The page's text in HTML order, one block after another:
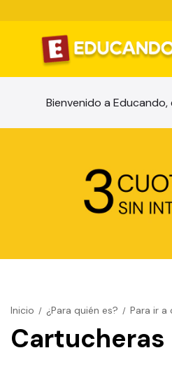
Bienvenido a
Inicio / ¿Para quién es? / Para ir a
Cartucheras